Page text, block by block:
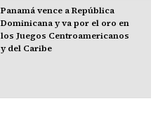
Panamá vence a República
Dominicana y va por el oro en
los Juegos Centroamericanos
y del Caribe